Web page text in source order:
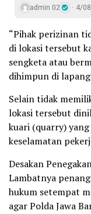
admin 02 4/
“Pihak perizinan
di lokasi tersebut
sengketa atau
dihimpun di
Selain tidak
lokasi tersebut
kuari (quarry)
keselamatan
Desakan
Lambatnya
hukum setempat
agar Polda Jawa